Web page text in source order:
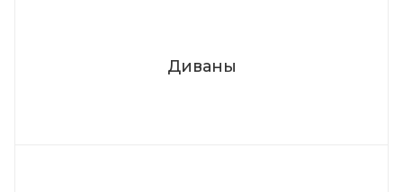
Диваны